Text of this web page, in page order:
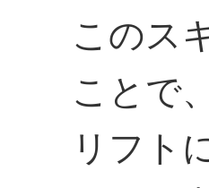
このス
ことで
リフト